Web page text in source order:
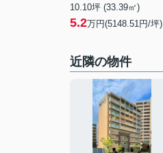
10.10坪 (33.39㎡)
5.2万円(5148.51円/坪)
近隣の物件